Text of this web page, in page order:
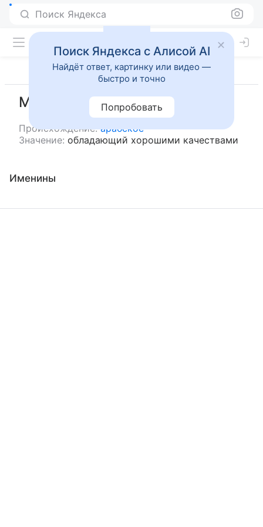
Поиск Яндекса
Мавсуф
Происхождение: арабское
Значение: обладающий хорошими качествами
Именины
Поиск Яндекса с Алисой AI
Найдёт ответ, картинку или видео —
быстро и точно
Попробовать